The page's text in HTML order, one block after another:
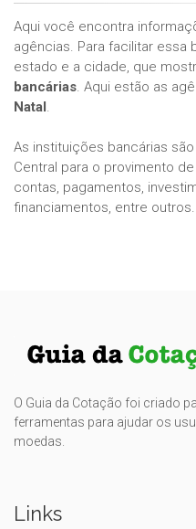
Aqui você encontra
agências. Para facilitar
estado e a cidade, que
bancárias. Aqui estão as
Natal.
As instituições bancárias
Central para o provimento
contas, pagamentos,
financiamentos, entre outros.
O Guia da Cotação foi criado
ferramentas para ajudar os
moedas.
Links